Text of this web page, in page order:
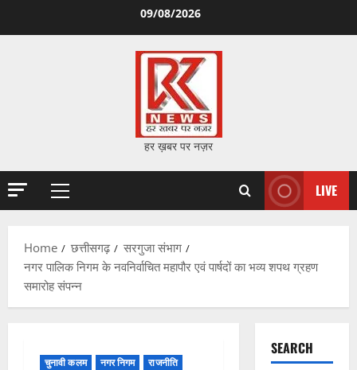
09/08/2026
हर ख़बर पर नज़र
Primary
LIVE
Home छत्तीसगढ़
सरगुजा संभाग
नगर पालिक निगम के नवनिर्वाचित महापौर एवं पार्षदों का भव्य शपथ ग्रहण
समारोह संपन्न
चुनावी कलम नगर निगम
राजनीति
SEARCH